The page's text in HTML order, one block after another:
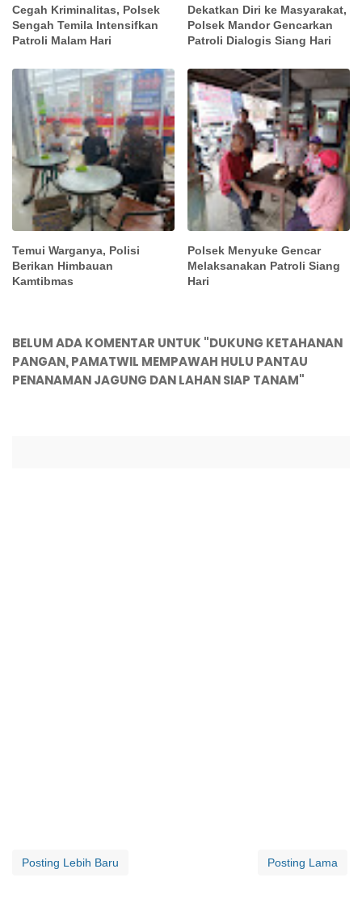
Cegah Kriminalitas, Polsek
Sengah Temila Intensifkan
Patroli Malam Hari
Dekatkan Diri ke Masyarakat,
Polsek Mandor Gencarkan
Patroli Dialogis Siang Hari
Temui Warganya, Polisi
Berikan Himbauan
Kamtibmas
Polsek Menyuke Gencar
Melaksanakan Patroli Siang
Hari
BELUM ADA KOMENTAR UNTUK "DUKUNG KETAHANAN
PANGAN, PAMATWIL MEMPAWAH HULU PANTAU
PENANAMAN JAGUNG DAN LAHAN SIAP TANAM"
Posting Lebih Baru Posting Lama